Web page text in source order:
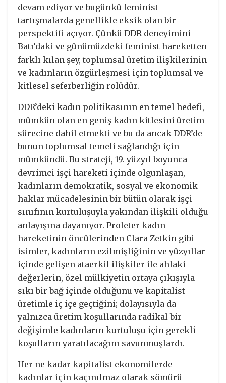
devam ediyor ve bugünkü feminist
tartışmalarda genellikle eksik olan bir
perspektifi açıyor. Çünkü DDR deneyimini
Batı’daki ve günümüzdeki feminist hareketten
farklı kılan şey, toplumsal üretim ilişkilerinin
ve kadınların özgürleşmesi için toplumsal ve
kitlesel seferberliğin rolüdür.
DDR’deki kadın politikasının en temel hedefi,
mümkün olan en geniş kadın kitlesini üretim
sürecine dahil etmekti ve bu da ancak DDR’de
bunun toplumsal temeli sağlandığı için
mümkündü. Bu strateji, 19. yüzyıl boyunca
devrimci işçi hareketi içinde olgunlaşan,
kadınların demokratik, sosyal ve ekonomik
haklar mücadelesinin bir bütün olarak işçi
sınıfının kurtuluşuyla yakından ilişkili olduğu
anlayışına dayanıyor. Proleter kadın
hareketinin öncülerinden Clara Zetkin gibi
isimler, kadınların ezilmişliğinin ve yüzyıllar
içinde gelişen ataerkil ilişkiler ile ahlaki
değerlerin, özel mülkiyetin ortaya çıkışıyla
sıkı bir bağ içinde olduğunu ve kapitalist
üretimle iç içe geçtiğini; dolayısıyla da
yalnızca üretim koşullarında radikal bir
değişimle kadınların kurtuluşu için gerekli
koşulların yaratılacağını savunmuşlardı.
Her ne kadar kapitalist ekonomilerde
kadınlar için kaçınılmaz olarak sömürü